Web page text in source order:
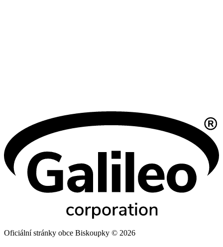
Oficiální stránky obce Biskoupky © 2026